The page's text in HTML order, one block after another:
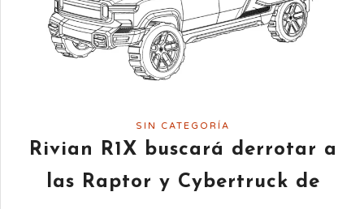
SIN CATEGORÍA
Rivian R1X buscará derrotar a
las Raptor y Cybertruck de